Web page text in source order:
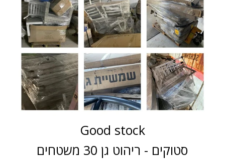
Good stock
סטוקים - ריהוט גן 30 משטחים